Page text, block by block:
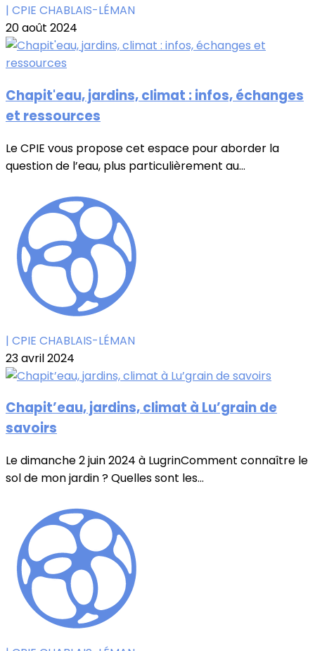
| CPIE CHABLAIS-LÉMAN
20 août 2024
Chapit'eau, jardins, climat : infos, échanges
et ressources
Le CPIE vous propose cet espace pour aborder la
question de l’eau, plus particulièrement au...
| CPIE CHABLAIS-LÉMAN
23 avril 2024
Chapit’eau, jardins, climat à Lu’grain de
savoirs
Le dimanche 2 juin 2024 à LugrinComment connaître le
sol de mon jardin ? Quelles sont les...